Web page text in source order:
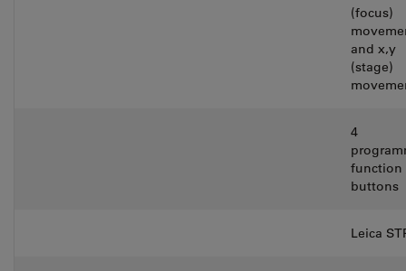
(focus)
and x,y
(stage)
4
function
buttons
Leica